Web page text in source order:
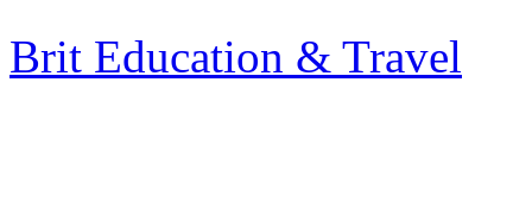
Brit Education & Travel